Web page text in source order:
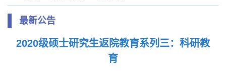
最新公告
2020级硕士研究生返院教育系列三：科研教
育